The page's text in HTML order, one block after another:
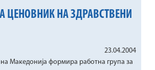
ЦЕНОВНИК НА ЗДРАВСТВЕНИ
23.04.2004
Македонија формира работна група за